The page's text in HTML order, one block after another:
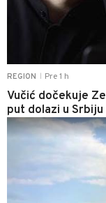
REGION Pre 1 h
Vučić dočekuje
put dolazi u Srbiju